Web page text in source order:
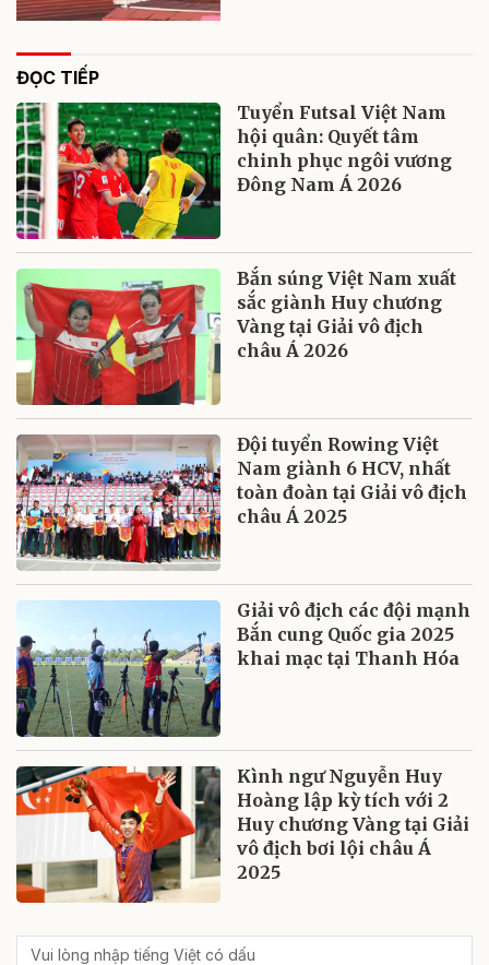
ĐỌC TIẾP
Tuyển Futsal Việt Nam
hội quân: Quyết tâm
chinh phục ngôi vương
Đông Nam Á 2026
Bắn súng Việt Nam xuất
sắc giành Huy chương
Vàng tại Giải vô địch
châu Á 2026
Đội tuyển Rowing Việt
Nam giành 6 HCV, nhất
toàn đoàn tại Giải vô địch
châu Á 2025
Giải vô địch các đội mạnh
Bắn cung Quốc gia 2025
khai mạc tại Thanh Hóa
Kình ngư Nguyễn Huy
Hoàng lập kỳ tích với 2
Huy chương Vàng tại Giải
vô địch bơi lội châu Á
2025